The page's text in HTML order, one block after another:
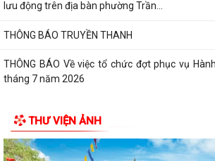
THÔNG BÁO TRUYỀN THANH
tháng 7 năm 2026
Lãnh đạo Quân khu 3 thăm, tặng quà tại Trung
Đồng chí Vũ Thị Hiên, Phó bí thư thường trực
Hưng Đạo thăm, tặng quà nhân Ngày...
THƯ VIỆN ẢNH